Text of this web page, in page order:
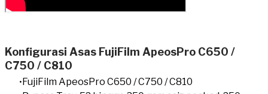
Konfigurasi Asas FujiFilm ApeosPro C650 /
C750 / C810
FujiFilm ApeosPro C650 / C750 / C810